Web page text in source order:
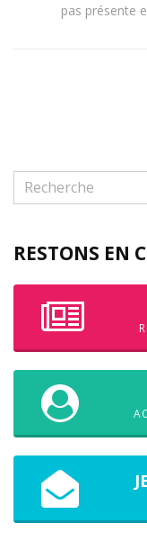
pas présente
RESTONS EN